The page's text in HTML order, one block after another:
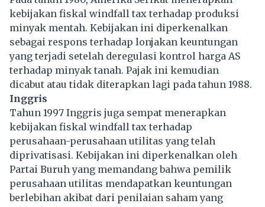
kebijakan fiskal windfall tax terhadap produksi
minyak mentah. Kebijakan ini diperkenalkan
sebagai respons terhadap lonjakan keuntungan
yang terjadi setelah deregulasi kontrol harga AS
terhadap minyak tanah. Pajak ini kemudian
dicabut atau tidak diterapkan lagi pada tahun 1988.
Inggris
Tahun 1997 Inggris juga sempat menerapkan
kebijakan fiskal windfall tax terhadap
perusahaan-perusahaan utilitas yang telah
diprivatisasi. Kebijakan ini diperkenalkan oleh
Partai Buruh yang memandang bahwa pemilik
perusahaan utilitas mendapatkan keuntungan
berlebihan akibat dari penilaian saham yang